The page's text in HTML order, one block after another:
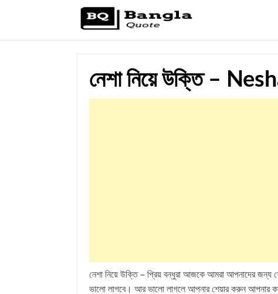
নেশা নিয়ে উক্তি –
নেশা নিয়ে উক্তি – প্রিয় বন্ধুরা আজকে আমরা আপনাদের জন্য
ভালো লাগবে। আর ভালো লাগলে আপনার শেয়ার করুন আপনার